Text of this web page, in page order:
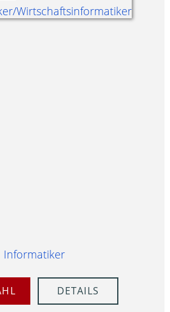
Informatiker
DETAILS